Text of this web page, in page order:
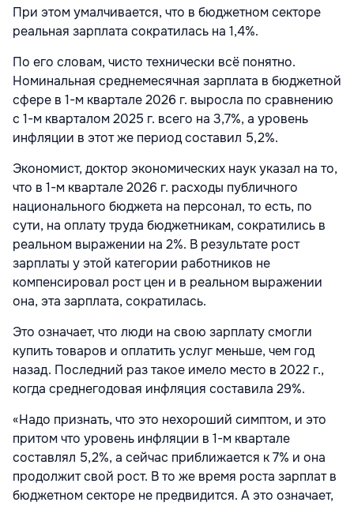
При этом умалчивается, что в бюджетном секторе
реальная зарплата сократилась на 1,4%.
По его словам, чисто технически всё понятно.
Номинальная среднемесячная зарплата в бюджетной
сфере в 1-м квартале 2026 г. выросла по сравнению
с 1-м кварталом 2025 г. всего на 3,7%, а уровень
инфляции в этот же период составил 5,2%.
Экономист, доктор экономических наук указал на то,
что в 1-м квартале 2026 г. расходы публичного
национального бюджета на персонал, то есть, по
сути, на оплату труда бюджетникам, сократились в
реальном выражении на 2%. В результате рост
зарплаты у этой категории работников не
компенсировал рост цен и в реальном выражении
она, эта зарплата, сократилась.
Это означает, что люди на свою зарплату смогли
купить товаров и оплатить услуг меньше, чем год
назад. Последний раз такое имело место в 2022 г.,
когда среднегодовая инфляция составила 29%.
«Надо признать, что это нехороший симптом, и это
притом что уровень инфляции в 1-м квартале
составлял 5,2%, а сейчас приближается к 7% и она
продолжит свой рост. В то же время роста зарплат в
бюджетном секторе не предвидится. А это означает,